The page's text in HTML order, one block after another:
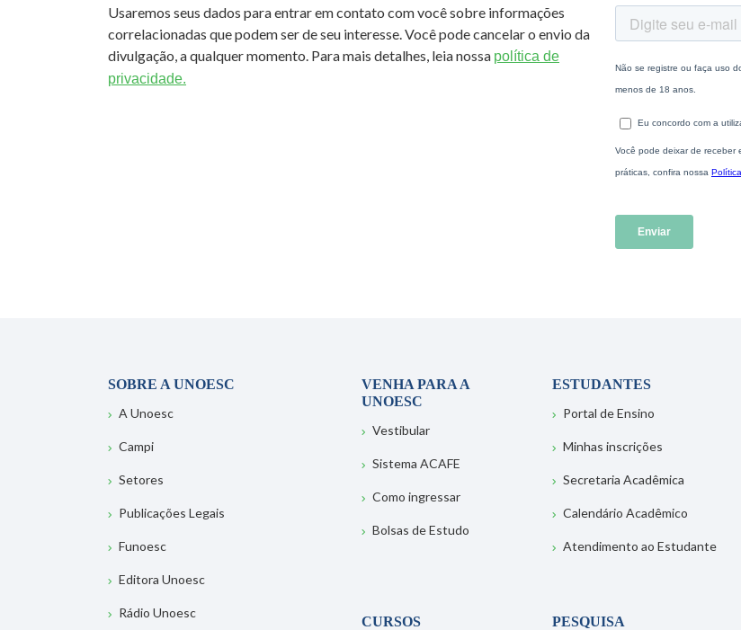
Usaremos seus dados para entrar em contato com você sobre informações
correlacionadas que podem ser de seu interesse. Você pode cancelar o envio da
divulgação, a qualquer momento. Para mais detalhes, leia nossa política de
privacidade.
SOBRE A UNOESC
A Unoesc
Campi
Setores
Publicações Legais
Funoesc
Editora Unoesc
Rádio Unoesc
VENHA PARA A
UNOESC
Vestibular
Sistema ACAFE
Como ingressar
Bolsas de Estudo
ESTUDANTES
Portal de Ensino
Minhas inscrições
Secretaria Acadêmica
Calendário Acadêmico
Atendimento ao Estudante
CURSOS
PESQUISA